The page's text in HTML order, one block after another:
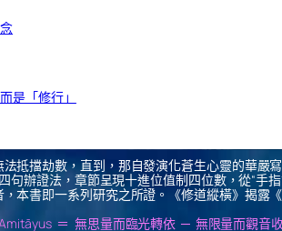
是「修行」
抵擋劫數，直到，那自發演化蒼生心靈的華嚴
句辦證法，章節呈現十進位值制四位數，從“手
本書即一系列研究之所證。《修道縱橫》揭露
＝ 無思量而臨光轉依 ─ 無限量而觀音